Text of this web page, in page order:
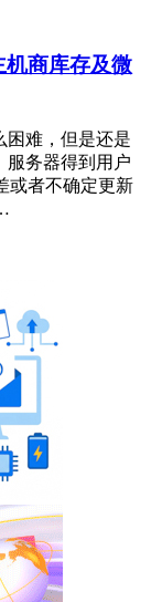
商库存及微
困难，但是还是
服务器得到用户
或者不确定更新